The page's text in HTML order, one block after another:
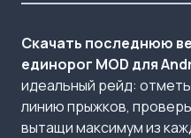
Скачать последнюю
единорог MOD для
идеальный рейд:
линию прыжков,
вытащи максимум из